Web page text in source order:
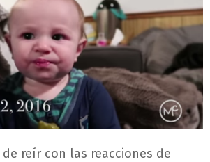
reír con las reacciones de